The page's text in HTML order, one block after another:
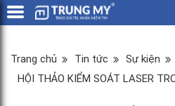
Trang chủ Tin tức
Sự kiện
HỘI THẢO KIỂM SOÁT LASER